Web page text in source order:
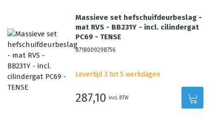
Massieve set hefschuifdeurbeslag -
mat RVS - BB231Y - incl. cilindergat
PC69 - TENSE
8718009298756
Levertijd 3 tot 5 werkdagen
287,10 incl. BTW